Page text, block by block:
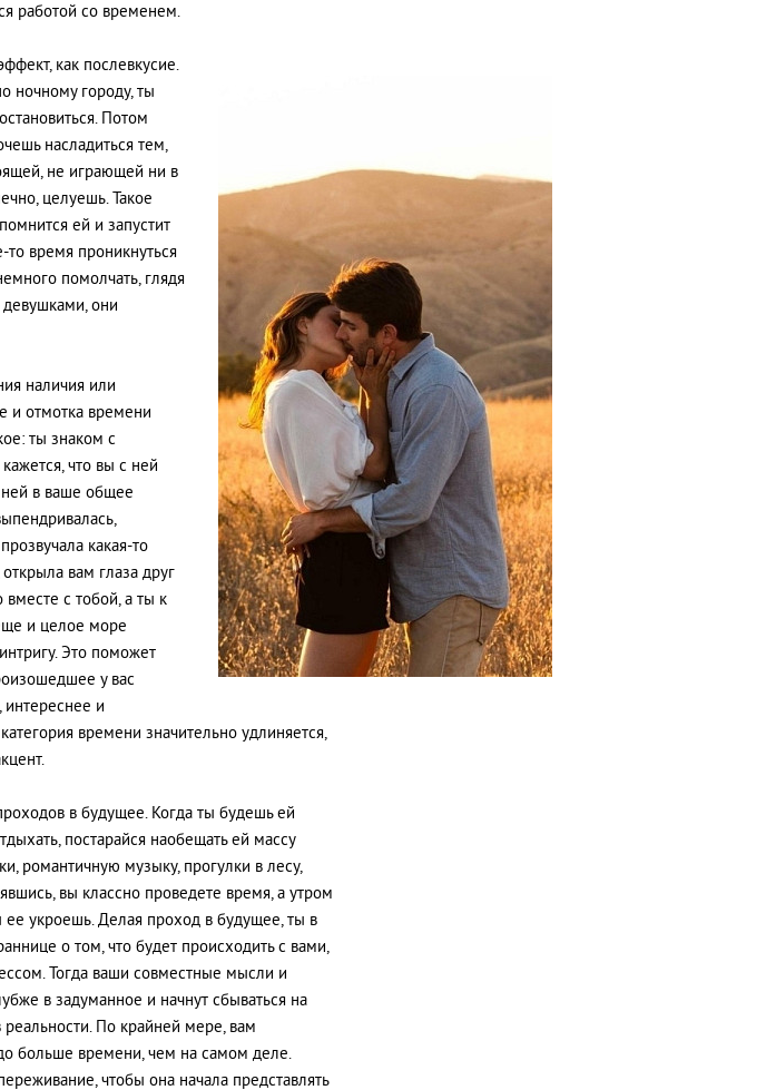
работой со временем.
как послевкусие.
ночному городу, ты
Потом
насладиться тем,
не играющей ни в
целуешь. Такое
ей и запустит
то время проникнуться
помолчать, глядя
они
наличия или
и отмотка времени
ты знаком с
что вы с ней
в ваше общее
какая-то
вам глаза друг
вместе с тобой, а ты к
и целое море
Это поможет
у вас
и
времени значительно удлиняется,
в будущее. Когда ты будешь ей
постарайся наобещать ей массу
романтичную музыку, прогулки в лесу,
вы классно проведете время, а утром
укроешь. Делая проход в будущее, ты в
о том, что будет происходить с вами,
Тогда ваши совместные мысли и
в задуманное и начнут сбываться на
По крайней мере, вам
больше времени, чем на самом деле.
чтобы она начала представлять